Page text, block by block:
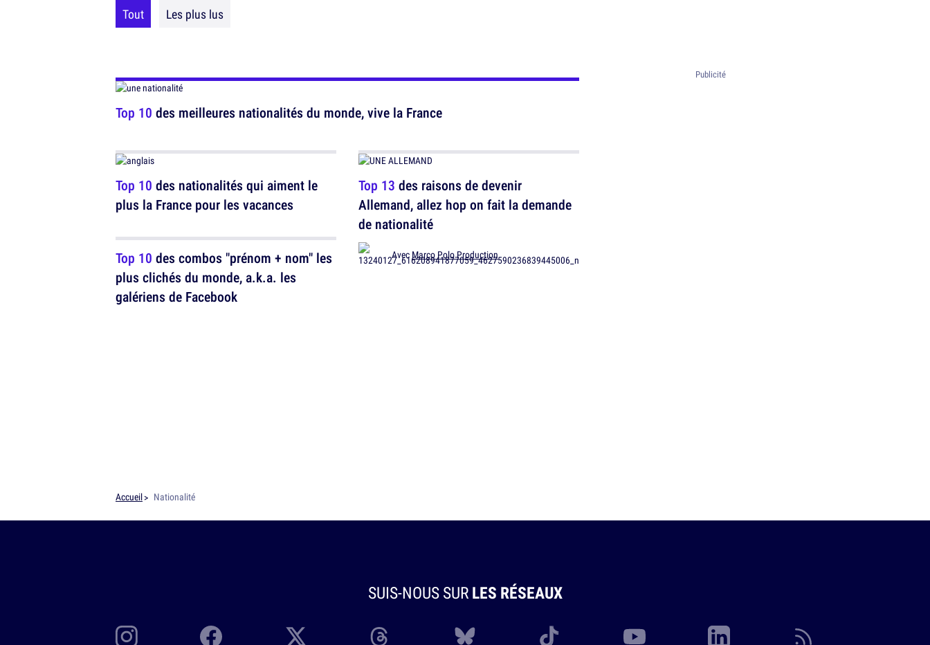
Tout Les plus lus
Top 10 des meilleures nationalités du monde, vive la France
Top 10 des nationalités qui aiment le
plus la France pour les vacances
Top 10 des combos "prénom + nom" les
plus clichés du monde, a.k.a. les
galériens de Facebook
Top 13 des raisons de devenir
Allemand, allez hop on fait la demande
de nationalité
AvecMarco Polo Production
Accueil Nationalité
SUIS-NOUS SURLES RÉSEAUX